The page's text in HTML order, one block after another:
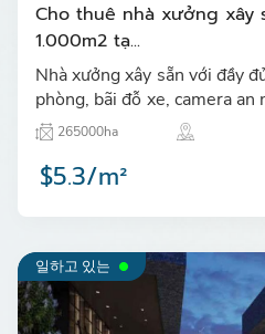
Cho thuê nhà xưởng
1.000m2 tạ...
Nhà xưởng xây sẵn với đầy
phòng, bãi đỗ xe, camera
hệ thống PCCC tự động, đội
265000ha
$5.3/m²
일하고 있는